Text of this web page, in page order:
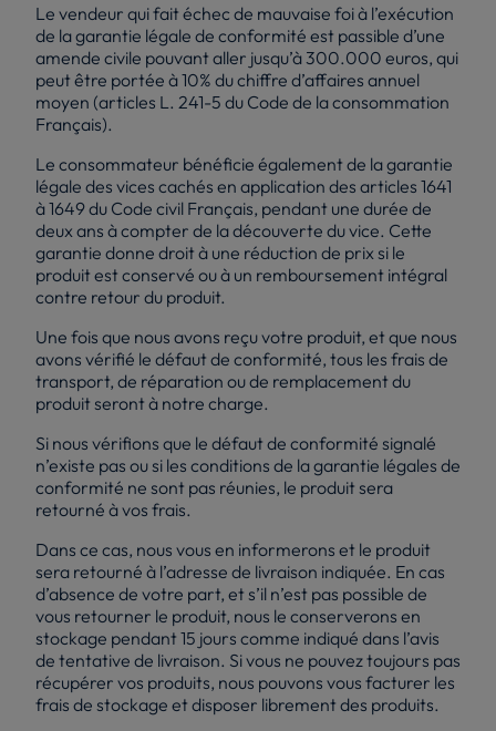
Le vendeur qui fait échec de mauvaise foi à l’exécution
de la garantie légale de conformité est passible d’une
amende civile pouvant aller jusqu’à 300.000 euros, qui
peut être portée à 10% du chiffre d’affaires annuel
moyen (articles L. 241-5 du Code de la consommation
Français).
Le consommateur bénéficie également de la garantie
légale des vices cachés en application des articles 1641
à 1649 du Code civil Français, pendant une durée de
deux ans à compter de la découverte du vice. Cette
garantie donne droit à une réduction de prix si le
produit est conservé ou à un remboursement intégral
contre retour du produit.
Une fois que nous avons reçu votre produit, et que nous
avons vérifié le défaut de conformité, tous les frais de
transport, de réparation ou de remplacement du
produit seront à notre charge.
Si nous vérifions que le défaut de conformité signalé
n’existe pas ou si les conditions de la garantie légales de
conformité ne sont pas réunies, le produit sera
retourné à vos frais.
Dans ce cas, nous vous en informerons et le produit
sera retourné à l’adresse de livraison indiquée. En cas
d’absence de votre part, et s’il n’est pas possible de
vous retourner le produit, nous le conserverons en
stockage pendant 15 jours comme indiqué dans l’avis
de tentative de livraison. Si vous ne pouvez toujours pas
récupérer vos produits, nous pouvons vous facturer les
frais de stockage et disposer librement des produits.